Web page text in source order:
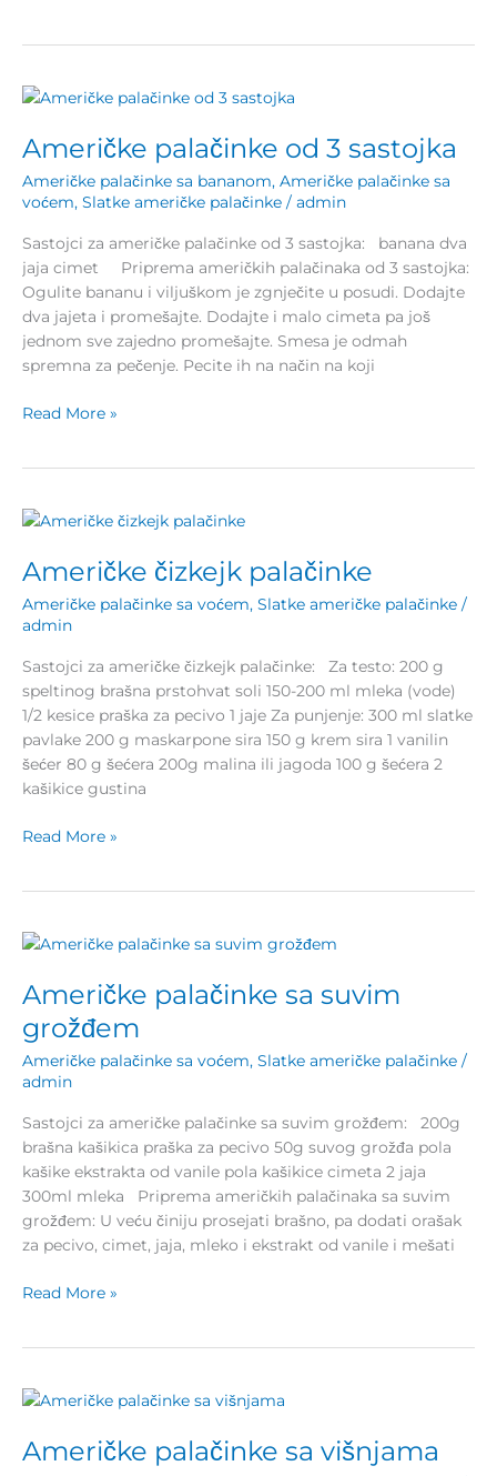
Američke palačinke od 3 sastojka
Američke palačinke sa bananom, Američke palačinke sa
voćem, Slatke američke palačinke / admin
Sastojci za američke palačinke od 3 sastojka: banana dva
jaja cimet Priprema američkih palačinaka od 3 sastojka:
Ogulite bananu i viljuškom je zgnječite u posudi. Dodajte
dva jajeta i promešajte. Dodajte i malo cimeta pa još
jednom sve zajedno promešajte. Smesa je odmah
spremna za pečenje. Pecite ih na način na koji
Američke
od
sastojka
Read More »
Američke čizkejk palačinke
Američke palačinke sa voćem, Slatke američke palačinke /
admin
Sastojci za američke čizkejk palačinke: Za testo: 200 g
speltinog brašna prstohvat soli 150-200 ml mleka (vode)
1/2 kesice praška za pecivo 1 jaje Za punjenje: 300 ml slatke
pavlake 200 g maskarpone sira 150 g krem sira 1 vanilin
šećer 80 g šećera 200g malina ili jagoda 100 g šećera 2
kašikice gustina
Američke
palačinke
Read More »
Američke palačinke sa suvim
grožđem
Američke palačinke sa voćem, Slatke američke palačinke /
admin
Sastojci za američke palačinke sa suvim grožđem: 200g
brašna kašikica praška za pecivo 50g suvog grožđa pola
kašike ekstrakta od vanile pola kašikice cimeta 2 jaja
300ml mleka Priprema američkih palačinaka sa suvim
grožđem: U veću činiju prosejati brašno, pa dodati orašak
za pecivo, cimet, jaja, mleko i ekstrakt od vanile i mešati
Američke
sa
grožđem
Read More »
Američke palačinke sa višnjama
Američke
sa